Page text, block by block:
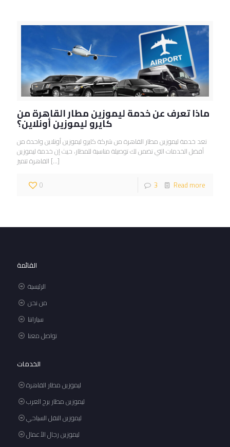
ماذا تعرف عن خدمة ليموزين مطار القاهرة من
كايرو ليموزين أونلاين؟
تعد خدمة ليموزين مطار القاهرة من شركة كايرو ليموزين أونلاين واحدة من
أفضل الخدمات التي تضمن لك توصيلة مناسبة للمطار، حيث إن خدمة ليموزين
القاهرة تتميز […]
0
3 Read more
القائمة
الرئيسية
من نحن
سياراتنا
تواصل معنا
الخدمات
ليموزين مطار القاهرة
ليموزين مطار برج العرب
ليموزين النقل السياحي
ليموزين رجال الأعمال